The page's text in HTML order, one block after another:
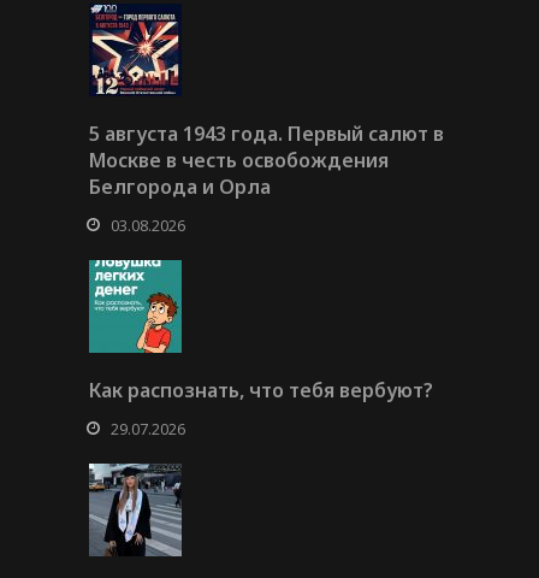
5 августа 1943 года. Первый салют в
Москве в честь освобождения
Белгорода и Орла
03.08.2026
Как распознать, что тебя вербуют?
29.07.2026